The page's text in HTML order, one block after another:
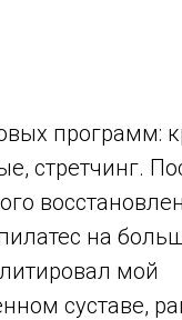
программ:
стретчинг.
на
мой
суставе,